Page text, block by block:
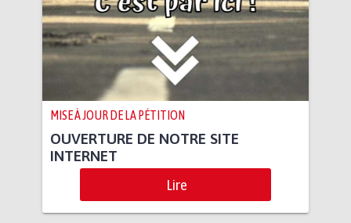
MISE À JOUR DE LA PÉTITION
OUVERTURE DE NOTRE SITE
INTERNET
Lire